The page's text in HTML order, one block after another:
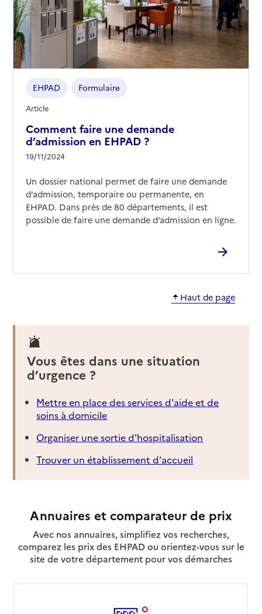
Comment faire une demande
d’admission en EHPAD ?
19/11/2024
EHPAD Formulaire
Article
Un dossier national permet de faire une demande
d’admission, temporaire ou permanente, en
EHPAD. Dans près de 80 départements, il est
possible de faire une demande d’admission en ligne.
Haut de page
Vous êtes dans une situation
d’urgence ?
Mettre en place des services d'aide et de
soins à domicile
Organiser une sortie d'hospitalisation
Trouver un établissement d'accueil
Annuaires et comparateur de prix
Avec nos annuaires, simplifiez vos recherches,
comparez les prix des EHPAD ou orientez-vous sur le
site de votre département pour vos démarches